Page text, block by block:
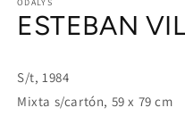
1
in
modal
ESTEBAN
S/t, 1984
Mixta s/cartón, 59 x 79 cm